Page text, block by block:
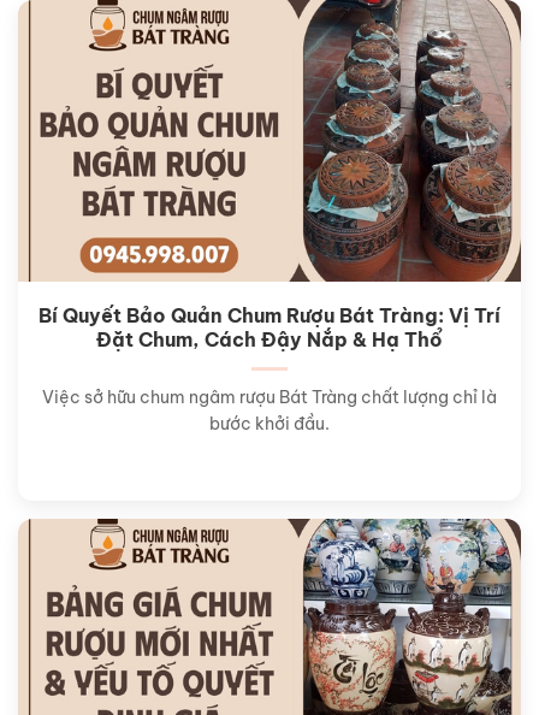
Bí Quyết Bảo Quản Chum Rượu Bát Tràng: Vị Trí
Đặt Chum, Cách Đậy Nắp & Hạ Thổ
Việc sở hữu chum ngâm rượu Bát Tràng chất lượng chỉ là
bước khởi đầu.